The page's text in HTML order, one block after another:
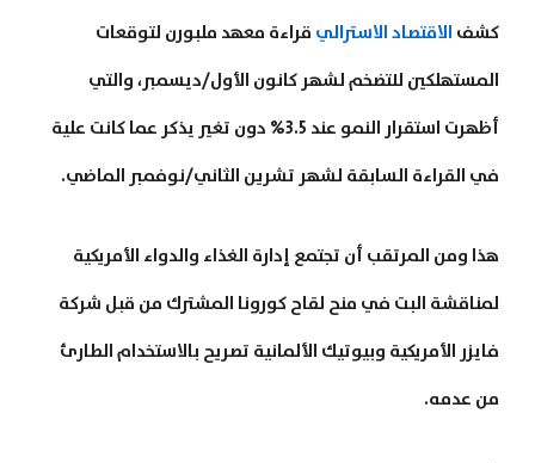
كشف الاقتصاد الاسترالي قراءة معهد ملبورن لتوقعات
المستهلكين للتضخم لشهر كانون الأول/ديسمبر، والتي
أظهرت استقرار النمو عند 3.5% دون تغير يذكر عما كانت علية
في القراءة السابقة لشهر تشرين الثاني/نوفمبر الماضي.
هذا ومن المرتقب أن تجتمع إدارة الغذاء والدواء الأمريكية
لمناقشة البت في منح لقاح كورونا المشترك من قبل شركة
فايزر الأمريكية وبيوتيك الألمانية تصريح بالاستخدام الطارئ
من عدمه.